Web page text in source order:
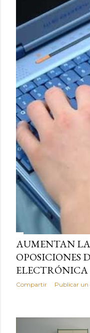
AUMENTAN
OPOSICIONES
ELECTRÓNICA
Compartir Publicar